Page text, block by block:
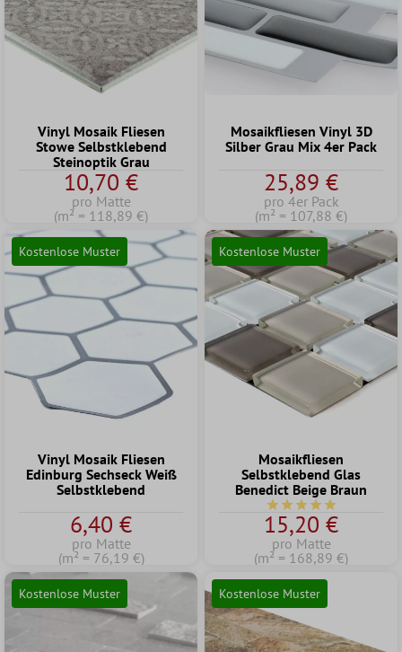
Vinyl Mosaik Fliesen
Stowe Selbstklebend
Steinoptik Grau
10,70 €
pro Matte
(m² = 118,89 €)
Mosaikfliesen Vinyl 3D
Silber Grau Mix 4er Pack
25,89 €
pro 4er Pack
(m² = 107,88 €)
Kostenlose Muster
Vinyl Mosaik Fliesen
Edinburg Sechseck Weiß
Selbstklebend
6,40 €
pro Matte
(m² = 76,19 €)
Kostenlose Muster
Mosaikfliesen
Selbstklebend Glas
Benedict Beige Braun
Durchschnittliche
15,20 €
pro Matte
(m² = 168,89 €)
Kostenlose Muster Kostenlose Muster